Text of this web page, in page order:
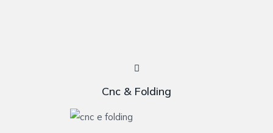
Cnc & Folding